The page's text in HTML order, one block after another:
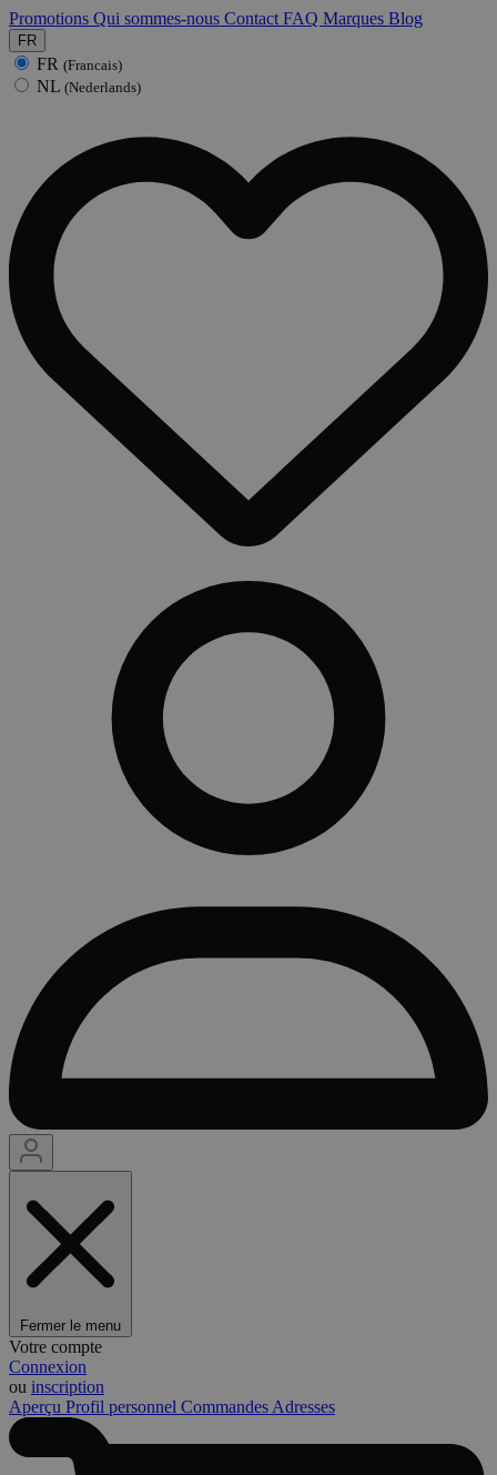
Promotions Qui sommes-nous Contact FAQ Marques Blog
FR
FR (Francais)
NL (Nederlands)
Fermer le menu
Votre compte
Connexion
ou inscription
Aperçu Profil personnel Commandes Adresses